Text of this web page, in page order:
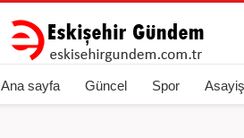
Ana sayfa Güncel Spor Asayiş